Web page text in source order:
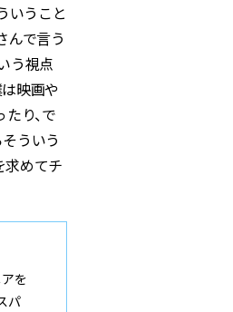
いうこと
んで言う
う視点
映画や
り、で
ういう
求めてチ
を
パ